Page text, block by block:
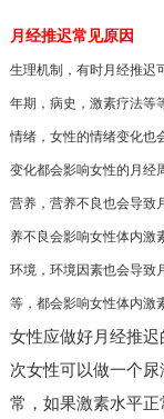
月经推迟常见原因
生理机制，有时月经推迟
年期，病史，激素疗法等
情绪，女性的情绪变化也
变化都会影响女性的月经
营养，营养不良也会导致
养不良会影响女性体内激
环境，环境因素也会导致
等，都会影响女性体内激
女性应做好月经推
次女性可以做一个
常，如果激素水平